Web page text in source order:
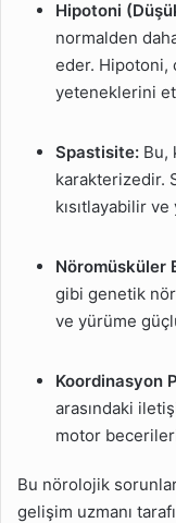
Hipotoni
normalden
eder. Hipotoni,
yeteneklerini
Spastisite: Bu,
karakterizedir.
kısıtlayabilir
Nöromüsküler
gibi genetik
ve yürüme
Koordinasyon
arasındaki
motor
Bu nörolojik
gelişim uzmanı